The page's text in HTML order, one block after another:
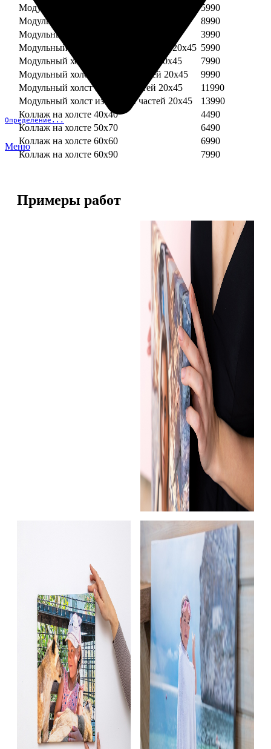
Определение...
Меню
Модульный холст из двух частей 40х40
5990
Модульный холст из трех частей 40х40
8990
Модульный холст из трех частей 20х45
3990
Модульный холст из четырех частей 20х45 5990
Модульный холст из пяти частей 20х45
7990
Модульный холст из шести частей 20х45
9990
Модульный холст из семи частей 20х45
11990
Модульный холст из восьми частей 20х45
13990
Коллаж на холсте 40х40
4490
Коллаж на холсте 50х70
6490
Коллаж на холсте 60х60
6990
Коллаж на холсте 60х90
7990
Примеры работ